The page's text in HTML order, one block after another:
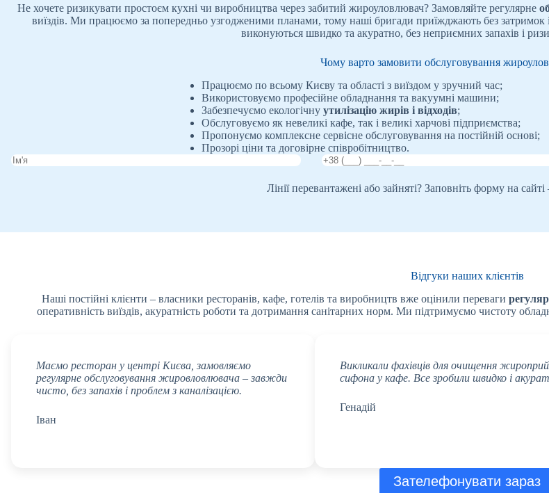
Не хочете ризикувати простоєм кухні чи виробництва через забитий жироуловлювач? Замовляйте регулярне
виїздів. Ми працюємо за попередньо узгодженими планами, тому наші бригади приїжджають без
виконуються швидко та акуратно, без неприємних запахів і
Чому варто замовити обслуговування
Працюємо по всьому Києву та області з виїздом у зручний час;
Використовуємо професійне обладнання та вакуумні машини;
Забезпечуємо екологічнуутилізацію жирів і відходів;
Обслуговуємо як невеликі кафе, так і великі харчові підприємства;
Пропонуємо комплексне сервісне обслуговування на постійній основі;
Прозорі ціни та договірне співробітництво.
Лінії перевантажені або зайняті? Заповніть форму на
Відгуки наших клієнтів
Наші постійні клієнти – власники ресторанів, кафе, готелів та виробництв вже оцінили переваги
оперативність виїздів, акуратність роботи та дотримання санітарних норм. Ми підтримуємо чистоту
Маємо ресторан у центрі Києва, замовляємо
регулярне обслуговування жировловлювача – завжди
чисто, без запахів і проблем з каналізацією.
Іван
Викликали фахівців для очищення
сифона у кафе. Все зробили швидко і
Генадій
Зателефонувати зараз